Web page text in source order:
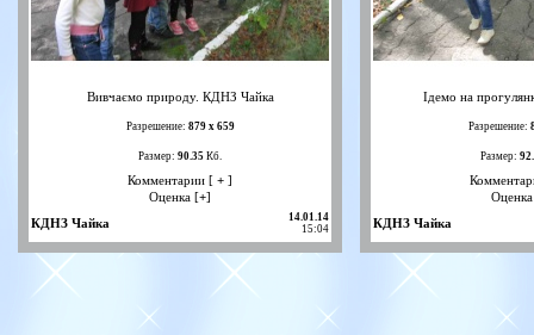
Вивчаємо природу. КДНЗ Чайка
Разрешение: 879 х 659
Размер: 90.35 Кб.
Комментарии [ + ]
Оценка [+]
КДНЗ Чайка
14.01.14
15:04
Ідемо на
Разрешение:
Размер:
КДНЗ Чайка